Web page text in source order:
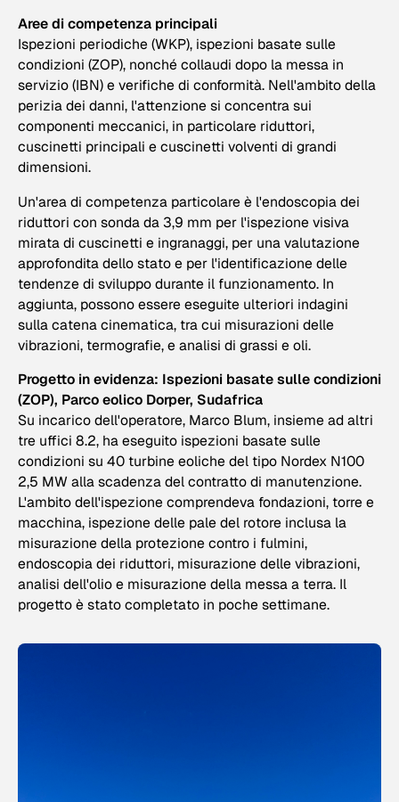
Aree di competenza principali
Ispezioni periodiche (WKP), ispezioni basate sulle
condizioni (ZOP), nonché collaudi dopo la messa in
servizio (IBN) e verifiche di conformità. Nell'ambito della
perizia dei danni, l'attenzione si concentra sui
componenti meccanici, in particolare riduttori,
cuscinetti principali e cuscinetti volventi di grandi
dimensioni.
Un'area di competenza particolare è l'endoscopia dei
riduttori con sonda da 3,9 mm per l'ispezione visiva
mirata di cuscinetti e ingranaggi, per una valutazione
approfondita dello stato e per l'identificazione delle
tendenze di sviluppo durante il funzionamento. In
aggiunta, possono essere eseguite ulteriori indagini
sulla catena cinematica, tra cui misurazioni delle
vibrazioni, termografie, e analisi di grassi e oli.
Progetto in evidenza: Ispezioni basate sulle condizioni
(ZOP), Parco eolico Dorper, Sudafrica
Su incarico dell'operatore, Marco Blum, insieme ad altri
tre uffici 8.2, ha eseguito ispezioni basate sulle
condizioni su 40 turbine eoliche del tipo Nordex N100
2,5 MW alla scadenza del contratto di manutenzione.
L'ambito dell'ispezione comprendeva fondazioni, torre e
macchina, ispezione delle pale del rotore inclusa la
misurazione della protezione contro i fulmini,
endoscopia dei riduttori, misurazione delle vibrazioni,
analisi dell'olio e misurazione della messa a terra. Il
progetto è stato completato in poche settimane.